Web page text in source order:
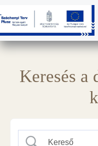
Keresés a